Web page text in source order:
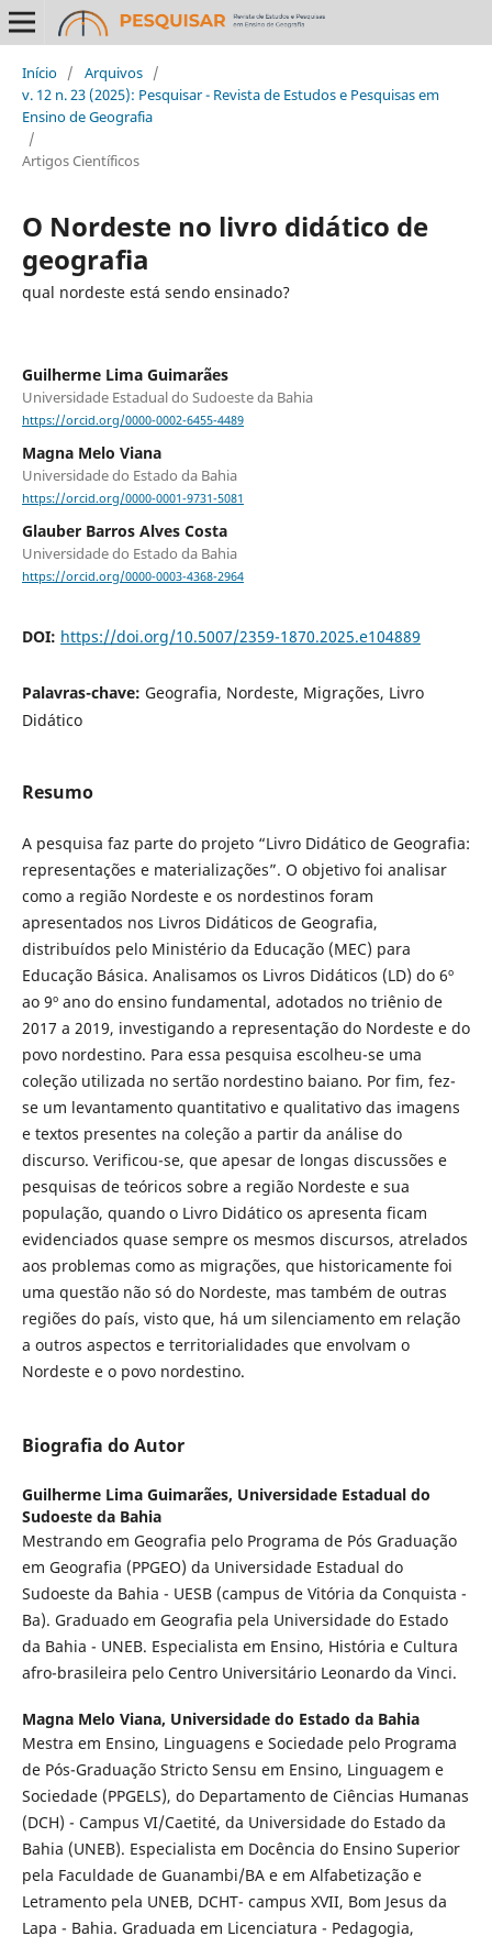
Início / Arquivos /
v. 12 n. 23 (2025): Pesquisar - Revista de Estudos e Pesquisas em
Ensino de Geografia
/
Artigos Científicos
O Nordeste no livro didático de
geografia
qual nordeste está sendo ensinado?
Guilherme Lima Guimarães
Universidade Estadual do Sudoeste da Bahia
https://orcid.org/0000-0002-6455-4489
Magna Melo Viana
Universidade do Estado da Bahia
https://orcid.org/0000-0001-9731-5081
Glauber Barros Alves Costa
Universidade do Estado da Bahia
https://orcid.org/0000-0003-4368-2964
DOI: https://doi.org/10.5007/2359-1870.2025.e104889
Palavras-chave: Geografia, Nordeste, Migrações, Livro
Didático
Resumo
A pesquisa faz parte do projeto “Livro Didático de Geografia:
representações e materializações”. O objetivo foi analisar
como a região Nordeste e os nordestinos foram
apresentados nos Livros Didáticos de Geografia,
distribuídos pelo Ministério da Educação (MEC) para
Educação Básica. Analisamos os Livros Didáticos (LD) do 6º
ao 9º ano do ensino fundamental, adotados no triênio de
2017 a 2019, investigando a representação do Nordeste e do
povo nordestino. Para essa pesquisa escolheu-se uma
coleção utilizada no sertão nordestino baiano. Por fim, fez-
se um levantamento quantitativo e qualitativo das imagens
e textos presentes na coleção a partir da análise do
discurso. Verificou-se, que apesar de longas discussões e
pesquisas de teóricos sobre a região Nordeste e sua
população, quando o Livro Didático os apresenta ficam
evidenciados quase sempre os mesmos discursos, atrelados
aos problemas como as migrações, que historicamente foi
uma questão não só do Nordeste, mas também de outras
regiões do país, visto que, há um silenciamento em relação
a outros aspectos e territorialidades que envolvam o
Nordeste e o povo nordestino.
Biografia do Autor
Guilherme Lima Guimarães, Universidade Estadual do
Sudoeste da Bahia
Mestrando em Geografia pelo Programa de Pós Graduação
em Geografia (PPGEO) da Universidade Estadual do
Sudoeste da Bahia - UESB (campus de Vitória da Conquista -
Ba). Graduado em Geografia pela Universidade do Estado
da Bahia - UNEB. Especialista em Ensino, História e Cultura
afro-brasileira pelo Centro Universitário Leonardo da Vinci.
Magna Melo Viana, Universidade do Estado da Bahia
Mestra em Ensino, Linguagens e Sociedade pelo Programa
de Pós-Graduação Stricto Sensu em Ensino, Linguagem e
Sociedade (PPGELS), do Departamento de Ciências Humanas
(DCH) - Campus VI/Caetité, da Universidade do Estado da
Bahia (UNEB). Especialista em Docência do Ensino Superior
pela Faculdade de Guanambi/BA e em Alfabetização e
Letramento pela UNEB, DCHT- campus XVII, Bom Jesus da
Lapa - Bahia. Graduada em Licenciatura - Pedagogia,